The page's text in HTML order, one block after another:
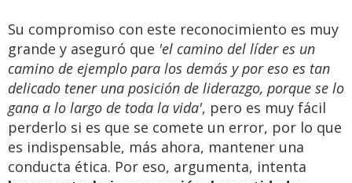
Su compromiso con este reconocimiento es muy
grande y aseguró que 'el camino del líder es un
camino de ejemplo para los demás y por eso es tan
delicado tener una posición de liderazgo, porque se lo
gana a lo largo de toda la vida', pero es muy fácil
perderlo si es que se comete un error, por lo que
es indispensable, más ahora, mantener una
conducta ética. Por eso, argumenta, intenta